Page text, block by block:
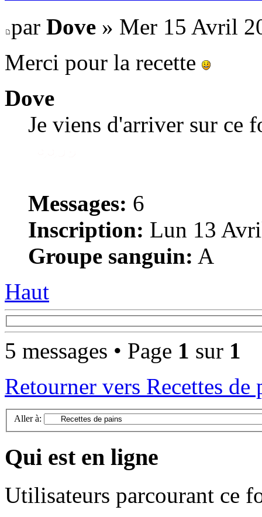
par Dove » Mer 15 Avril
Merci pour la recette
Dove
Je viens d'arriver sur ce
Messages: 6
Inscription: Lun 13
Groupe sanguin: A
Haut
5 messages • Page 1 sur 1
Retourner vers Recettes de
Aller à:
Qui est en ligne
Utilisateurs parcourant ce